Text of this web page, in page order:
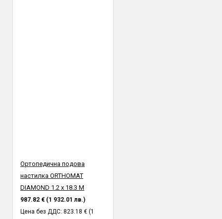
Ортопедична подова
настилка ORTHOMAT
DIAMOND 1.2 х 18.3 М
987.82 € (1 932.01 лв.)
Цена без ДДС: 823.18 € (1